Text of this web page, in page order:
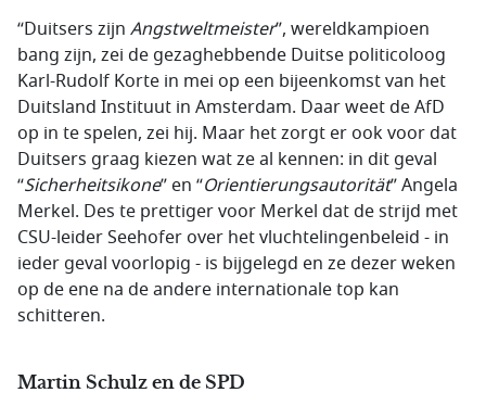
“Duitsers zijn Angstweltmeister”, wereldkampioen
bang zijn, zei de gezaghebbende Duitse politicoloog
Karl-Rudolf Korte in mei op een bijeenkomst van het
Duitsland Instituut in Amsterdam. Daar weet de AfD
op in te spelen, zei hij. Maar het zorgt er ook voor dat
Duitsers graag kiezen wat ze al kennen: in dit geval
“Sicherheitsikone” en “Orientierungsautorität” Angela
Merkel. Des te prettiger voor Merkel dat de strijd met
CSU-leider Seehofer over het vluchtelingenbeleid - in
ieder geval voorlopig - is bijgelegd en ze dezer weken
op de ene na de andere internationale top kan
schitteren.
Martin Schulz en de SPD